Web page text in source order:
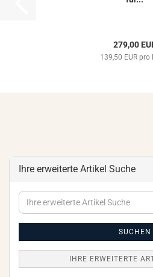
279,00
139,50 EUR pro
Ihre erweiterte Artikel Suche
Ihre
erweiterte
SUCHEN
IHRE ERWEITERTE